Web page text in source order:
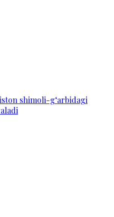
shimoli-g‘arbidagi